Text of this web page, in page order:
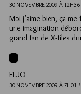
30 NOVEMBRE 2009 À 12H36
Moi j’aime bien, ça
une imagination
grand fan de X-files
1
FLUO
30 NOVEMBRE 2009 À 7H01 /